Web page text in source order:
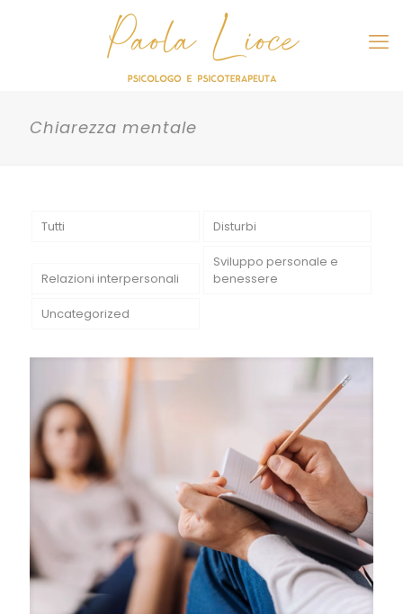
Chiarezza mentale
Tutti Disturbi
Relazioni interpersonali
Sviluppo personale e
benessere
Uncategorized